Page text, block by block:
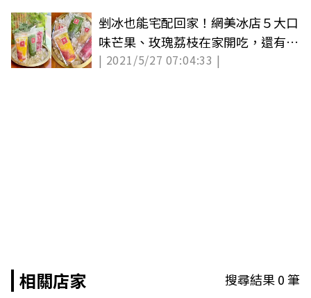
剉冰也能宅配回家！網美冰店５大口
味芒果、玫瑰荔枝在家開吃，還有隱
藏版「酒控」吃法
| 2021/5/27 07:04:33 |
相關店家 搜尋結果0筆